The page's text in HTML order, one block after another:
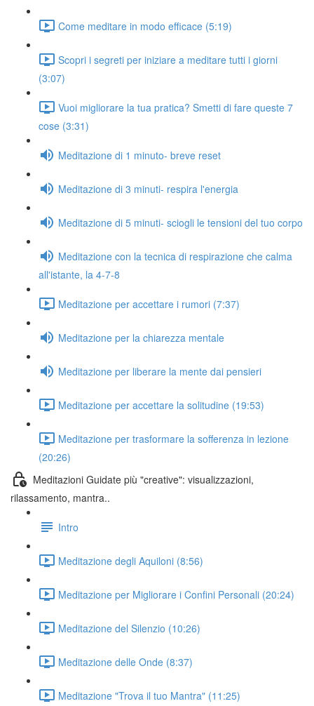
Come meditare in modo efficace (5:19)
Scopri i segreti per iniziare a meditare tutti i giorni
(3:07)
Vuoi migliorare la tua pratica? Smetti di fare queste 7
cose (3:31)
Meditazione di 1 minuto- breve reset
Meditazione di 3 minuti- respira l'energia
Meditazione di 5 minuti- sciogli le tensioni del tuo corpo
Meditazione con la tecnica di respirazione che calma
all'istante, la 4-7-8
Meditazione per accettare i rumori (7:37)
Meditazione per la chiarezza mentale
Meditazione per liberare la mente dai pensieri
Meditazione per accettare la solitudine (19:53)
Meditazione per trasformare la sofferenza in lezione
(20:26)
Meditazioni Guidate più "creative": visualizzazioni,
rilassamento, mantra..
Intro
Meditazione degli Aquiloni (8:56)
Meditazione per Migliorare i Confini Personali (20:24)
Meditazione del Silenzio (10:26)
Meditazione delle Onde (8:37)
Meditazione "Trova il tuo Mantra" (11:25)